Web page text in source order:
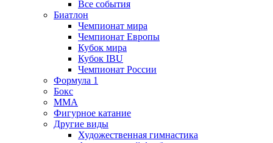
Все события
Биатлон
Чемпионат мира
Чемпионат Европы
Кубок мира
Кубок IBU
Чемпионат России
Формула 1
Бокс
MMA
Фигурное катание
Другие виды
Художественная гимнастика